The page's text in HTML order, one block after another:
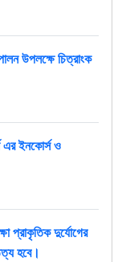
উপলক্ষে চিত্রাংক
এর ইনকোর্স ও
প্রাকৃতিক দুর্যোগের
হবে।